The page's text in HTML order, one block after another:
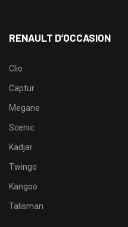
RENAULT D’OCCASION
Clio
Captur
Megane
Scenic
Kadjar
Twingo
Kangoo
Talisman